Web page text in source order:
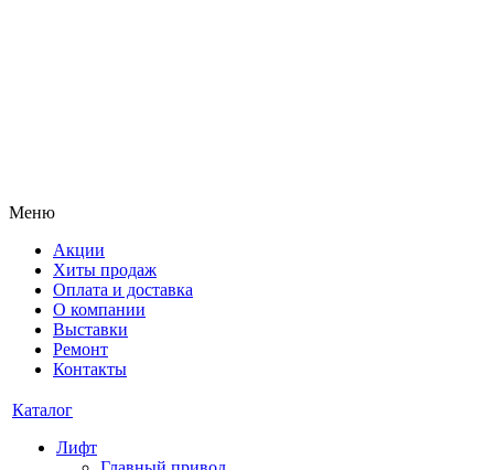
Меню
Акции
Хиты продаж
Оплата и доставка
О компании
Выставки
Ремонт
Контакты
Каталог
Лифт